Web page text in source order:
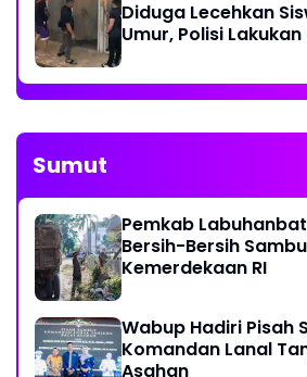
Diduga Lecehkan
Umur, Polisi Lakukan
Sumut
Pemkab
Bersih-Bersih
Kemerdekaan RI
Wabup Hadiri Pisah
Komandan Lanal
Asahan